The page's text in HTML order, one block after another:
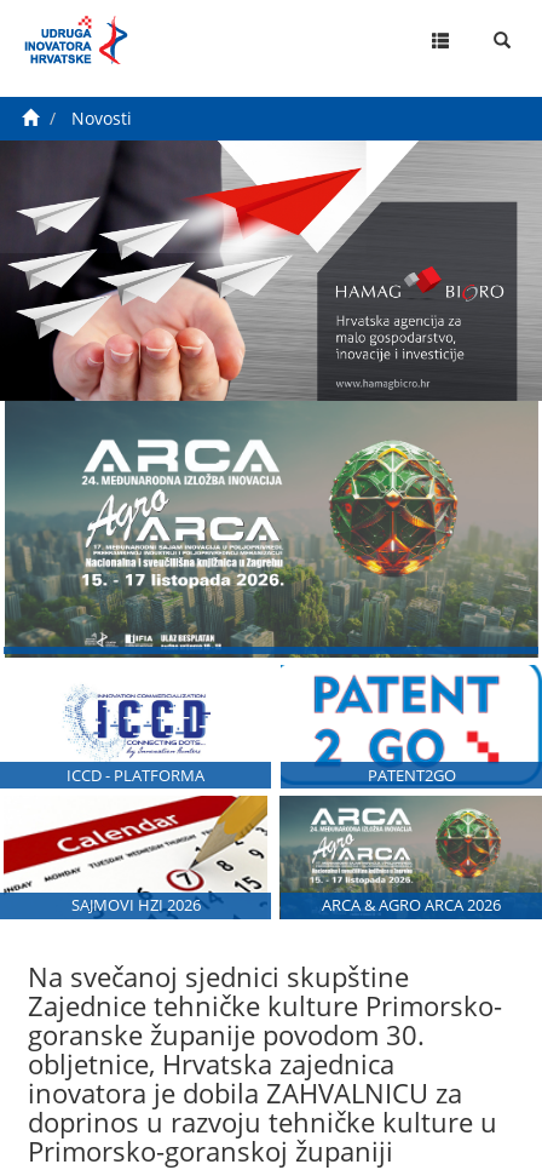
MENU
Novosti
ICCD - PLATFORMA PATENT2GO
SAJMOVI HZI 2026 ARCA & AGRO ARCA 2026
Na svečanoj sjednici skupštine
Zajednice tehničke kulture Primorsko-
goranske županije povodom 30.
obljetnice, Hrvatska zajednica
inovatora je dobila ZAHVALNICU za
doprinos u razvoju tehničke kulture u
Primorsko-goranskoj županiji